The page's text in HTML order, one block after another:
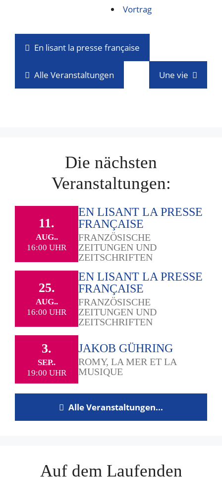
Vortrag
En lisant la presse française
Alle Veranstaltungen Une vie
Die nächsten
Veranstaltungen:
11.
AUG..
16:00 UHR
EN LISANT LA PRESSE
FRANÇAISE
FRANZÖSISCHE
ZEITUNGEN UND
ZEITSCHRIFTEN
25.
AUG..
16:00 UHR
EN LISANT LA PRESSE
FRANÇAISE
FRANZÖSISCHE
ZEITUNGEN UND
ZEITSCHRIFTEN
3.
SEP..
19:00 UHR
JAKOB GÜHRING
ROMY, LA MER ET LA
MUSIQUE
Alle Veranstaltungen...
Auf dem Laufenden